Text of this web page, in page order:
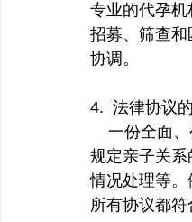
专业的代孕
招募、筛查
协调。
4.  法律协议
一份全面、
规定亲子关
情况处理等
所有协议都符